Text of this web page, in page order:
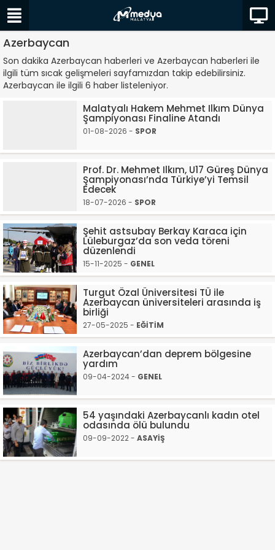
Azerbaycan
Son dakika Azerbaycan haberleri ve Azerbaycan haberleri ile
ilgili tüm sıcak gelişmeleri sayfamızdan takip edebilirsiniz.
Azerbaycan ile ilgili 6 haber listeleniyor.
Malatyalı Hakem Mehmet Ilkım Dünya
Şampiyonası Finaline Atandı
01-08-2026 - SPOR
Prof. Dr. Mehmet Ilkım, U17 Güreş Dünya
Şampiyonası’nda Türkiye’yi Temsil
Edecek
18-07-2026 - SPOR
Şehit astsubay Berkay Karaca için
Lüleburgaz’da son veda töreni
düzenlendi
15-11-2025 - GENEL
Turgut Özal Üniversitesi TÜ ile
Azerbaycan üniversiteleri arasında iş
birliği
27-05-2025 - EĞİTİM
Azerbaycan’dan deprem bölgesine
yardım
09-04-2024 - GENEL
54 yaşındaki Azerbaycanlı kadın otel
odasında ölü bulundu
09-09-2022 - ASAYİŞ